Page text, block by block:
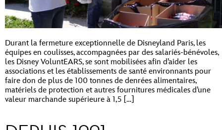
Durant la fermeture exceptionnelle de Disneyland Paris, les
équipes en coulisses, accompagnées par des salariés-bénévoles,
les Disney VoluntEARS, se sont mobilisées afin d’aider les
associations et les établissements de santé environnants pour
faire don de plus de 100 tonnes de denrées alimentaires,
matériels de protection et autres fournitures médicales d’une
valeur marchande supérieure à 1,5 […]